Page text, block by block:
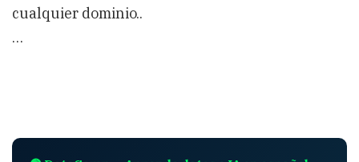
cualquier dominio..
…